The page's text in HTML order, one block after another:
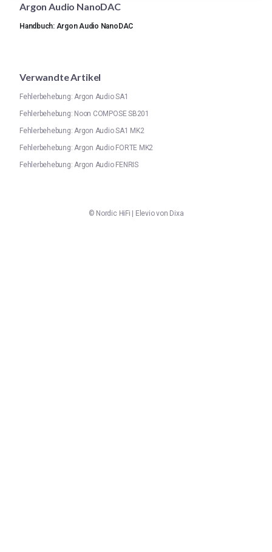
Argon Audio NanoDAC
Handbuch: Argon Audio NanoDAC
Verwandte Artikel
Fehlerbehebung: Argon Audio SA1
Fehlerbehebung: Noon COMPOSE SB201
Fehlerbehebung: Argon Audio SA1 MK2
Fehlerbehebung: Argon Audio FORTE MK2
Fehlerbehebung: Argon Audio FENRIS
© Nordic HiFi Elevio von Dixa